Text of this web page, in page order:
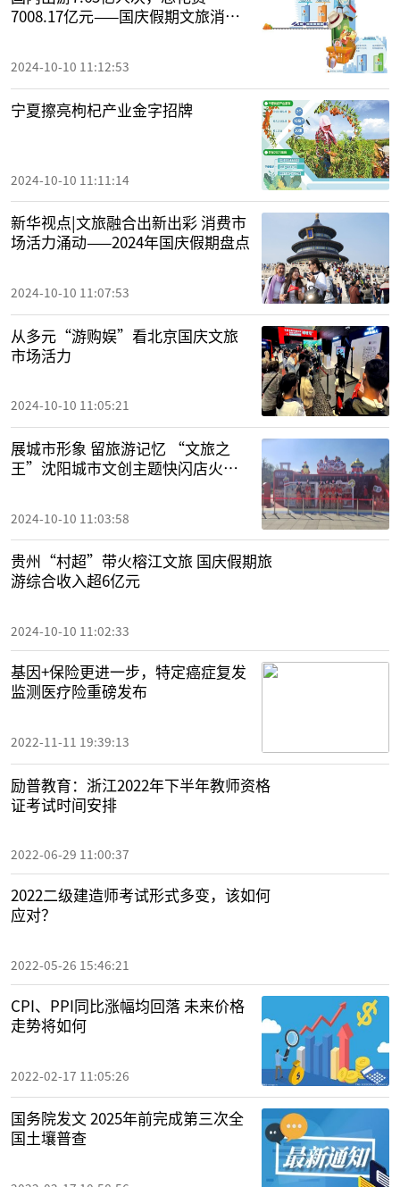
7008.17亿元——国庆假期文旅消费
2024-10-10 11:12:53
宁夏擦亮枸杞产业金字招牌
2024-10-10 11:11:14
新华视点|文旅融合出新出彩 消费市
场活力涌动——2024年国庆假期盘点
2024-10-10 11:07:53
从多元“游购娱”看北京国庆文旅
市场活力
2024-10-10 11:05:21
展城市形象 留旅游记忆 “文旅之
王”沈阳城市文创主题快闪店火热
2024-10-10 11:03:58
贵州“村超”带火榕江文旅 国庆假期旅
游综合收入超6亿元
2024-10-10 11:02:33
基因+保险更进一步，特定癌症复发
监测医疗险重磅发布
2022-11-11 19:39:13
励普教育：浙江2022年下半年教师资格
证考试时间安排
2022-06-29 11:00:37
2022二级建造师考试形式多变，该如何
应对？
2022-05-26 15:46:21
CPI、PPI同比涨幅均回落 未来价格
走势将如何
2022-02-17 11:05:26
国务院发文 2025年前完成第三次全
国土壤普查